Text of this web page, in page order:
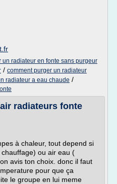
un radiateur en fonte sans purgeur
/ comment purger un radiateur
radiateur a eau chaude /
radiateurs fonte
à chaleur, tout depend si
ou air eau (
avis ton choix. donc il faut
pour que ça
le groupe en lui meme